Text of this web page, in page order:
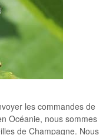
les commandes de
Océanie, nous sommes
de Champagne. Nous